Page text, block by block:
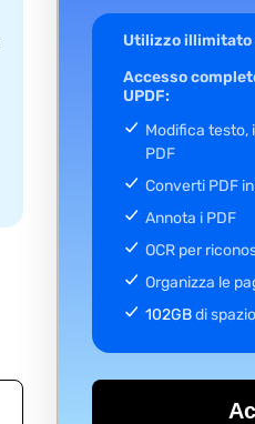
Utilizzo illimitato
Accesso
UPDF:
Modifica testo,
PDF
Converti PDF
Annota i PDF
OCR per
Organizza le
102GBdi